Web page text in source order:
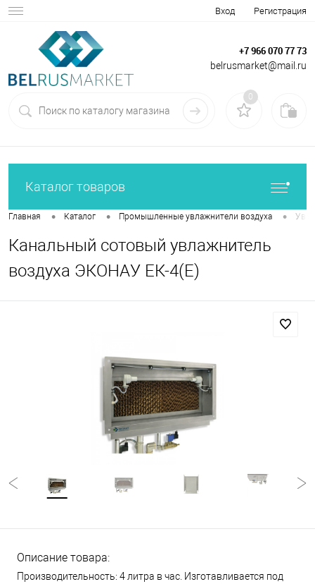
Вход Регистрация
+7 966 070 77 73
belrusmarket@mail.ru
0
Каталог товаров
Главная • Каталог • Промышленные увлажнители воздуха •
Канальный сотовый увлажнитель
воздуха ЭКОНАУ ЕК-4(Е)
Описание товара:
Производительность: 4 литра в час. Изготавливается под